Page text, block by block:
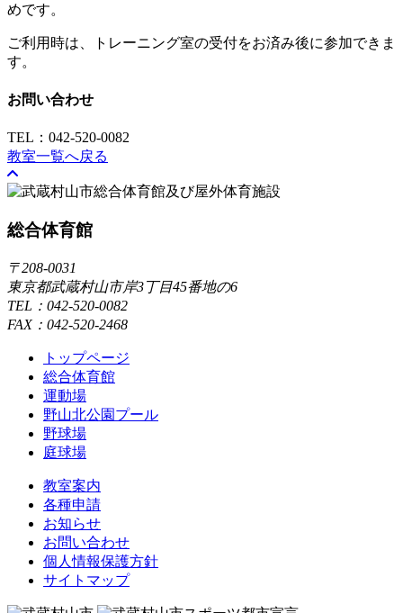
めです。
ご利用時は、トレーニング室の受付をお済み後に参加できま
す。
お問い合わせ
TEL：042-520-0082
教室一覧へ戻る
総合体育館
〒208-0031
東京都武蔵村山市岸3丁目45番地の6
TEL：042-520-0082
FAX：042-520-2468
トップページ
総合体育館
運動場
野山北公園プール
野球場
庭球場
教室案内
各種申請
お知らせ
お問い合わせ
個人情報保護方針
サイトマップ